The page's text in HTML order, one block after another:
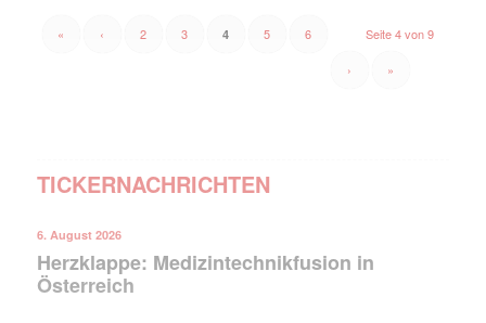
Seite 4 von 9
« ‹ 2 3 4 5 6
› »
TICKERNACHRICHTEN
6. August 2026
Herzklappe: Medizintechnikfusion in
Österreich